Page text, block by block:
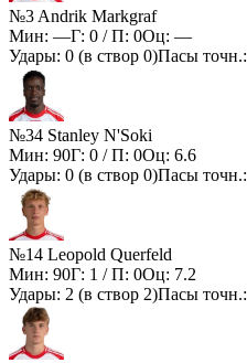
№3 Andrik Markgraf
Мин: —Г: 0 / П: 0Оц: —
Удары: 0 (в створ 0)Пасы точн.:
№34 Stanley N'Soki
Мин: 90Г: 0 / П: 0Оц: 6.6
Удары: 0 (в створ 0)Пасы точн.:
№14 Leopold Querfeld
Мин: 90Г: 1 / П: 0Оц: 7.2
Удары: 2 (в створ 2)Пасы точн.: